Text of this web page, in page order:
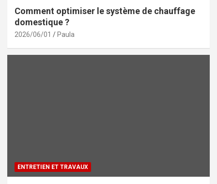
Comment optimiser le système de chauffage
domestique ?
2026/06/01 Paula
ENTRETIEN ET TRAVAUX